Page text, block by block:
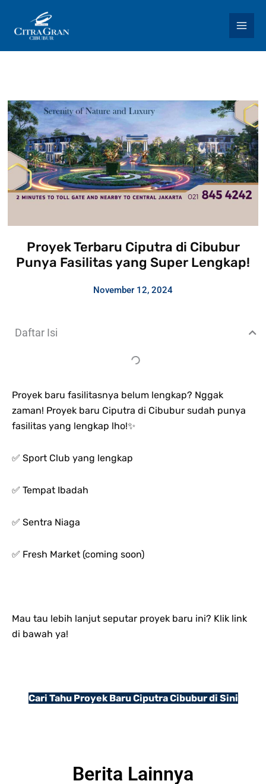
content
Proyek Terbaru Ciputra di Cibubur
Punya Fasilitas yang Super Lengkap!
November 12, 2024
Daftar Isi
Proyek baru fasilitasnya belum lengkap? Nggak
zaman! Proyek baru Ciputra di Cibubur sudah punya
fasilitas yang lengkap lho!✨
✅ Sport Club yang lengkap
✅ Tempat Ibadah
✅ Sentra Niaga
✅ Fresh Market (coming soon)
Mau tau lebih lanjut seputar proyek baru ini? Klik link
di bawah ya!
Cari Tahu Proyek Baru Ciputra Cibubur di Sini
Berita Lainnya